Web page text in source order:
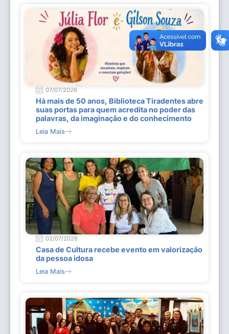
07/07/2026
Há mais de 50 anos, Biblioteca Tiradentes abre
suas portas para quem acredita no poder das
palavras, da imaginação e do conhecimento
Leia Mais
02/07/2026
Casa de Cultura recebe evento em valorização
da pessoa idosa
Leia Mais